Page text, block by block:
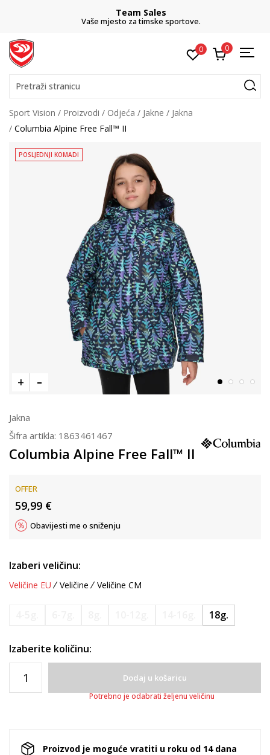
Team Sales
Vaše mjesto za timske sportove.
0 0
Pretraži stranicu
Sport Vision Proizvodi Odjeća Jakne
Jakna
Columbia Alpine Free Fall™ II
POSLJEDNJI KOMADI
Jakna
Šifra artikla: 1863461467
Columbia Alpine Free Fall™ II
OFFER
59,99 €
Obavijesti me o sniženju
Izaberi veličinu:
Veličine EU Veličine Veličine CM
18g.
Izaberite količinu:
Dodaj u košaricu
Potrebno je odabrati željenu veličinu
Proizvod je moguće vratiti u roku od 14 dana